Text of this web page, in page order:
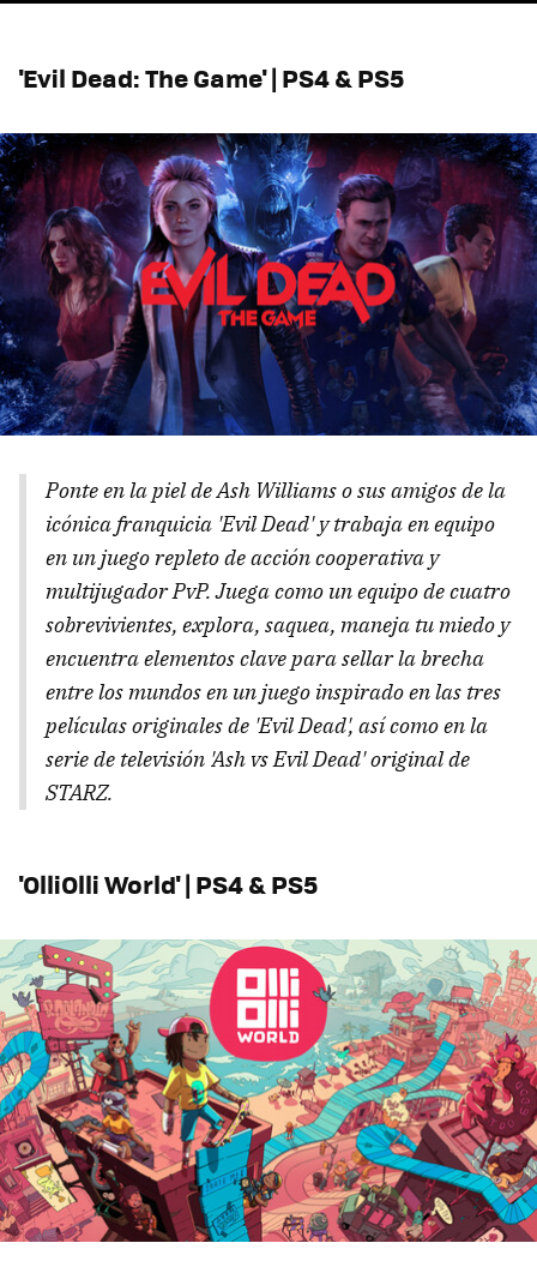
'Evil Dead: The Game' | PS4 & PS5
Ponte en la piel de Ash Williams o sus amigos de la
icónica franquicia 'Evil Dead' y trabaja en equipo
en un juego repleto de acción cooperativa y
multijugador PvP. Juega como un equipo de cuatro
sobrevivientes, explora, saquea, maneja tu miedo y
encuentra elementos clave para sellar la brecha
entre los mundos en un juego inspirado en las tres
películas originales de 'Evil Dead', así como en la
serie de televisión 'Ash vs Evil Dead' original de
STARZ.
'OlliOlli World'| PS4 & PS5